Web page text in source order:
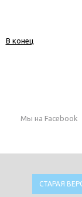
В конец
Мы на Facebook
СТАРАЯ